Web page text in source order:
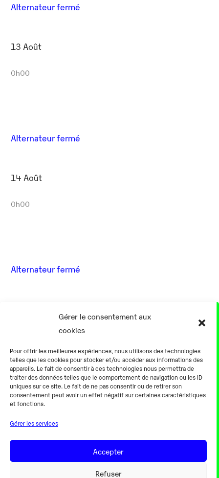
Gérer le consentement aux
cookies
Pour offrir les meilleures expériences, nous utilisons des technologies
telles que les cookies pour stocker et/ou accéder aux informations des
appareils. Le fait de consentir à ces technologies nous permettra de
traiter des données telles que le comportement de navigation ou les ID
uniques sur ce site. Le fait de ne pas consentir ou de retirer son
consentement peut avoir un effet négatif sur certaines caractéristiques
et fonctions.
Gérer les services
Accepter
Refuser
Alternateur fermé
13 Août
0h00
Alternateur fermé
14 Août
0h00
Alternateur fermé
Alternateur fermé
18 Août